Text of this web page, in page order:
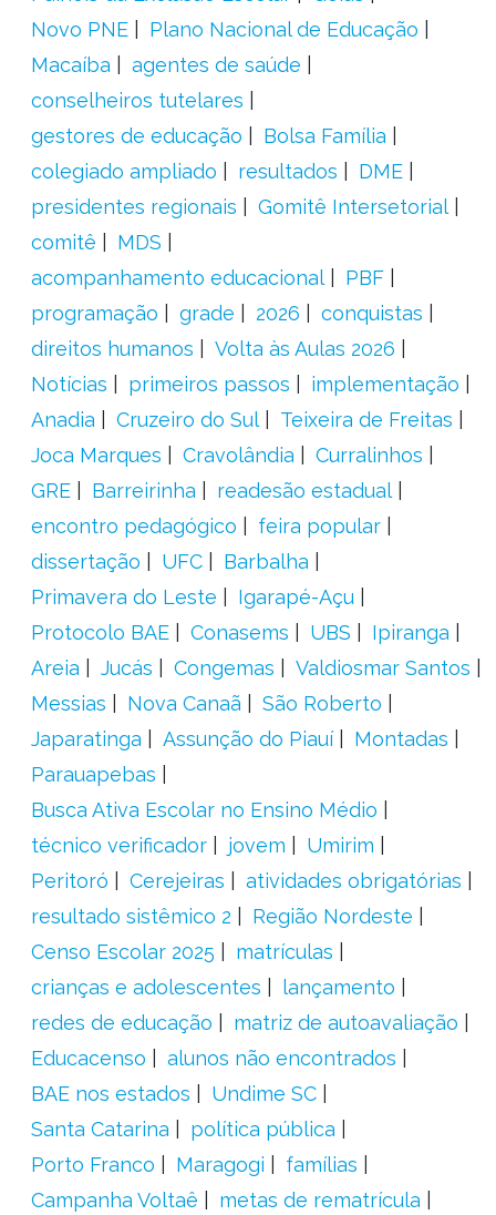
Novo PNE
Plano Nacional de Educação
Macaíba
agentes de saúde
conselheiros tutelares
gestores de educação
Bolsa Família
colegiado ampliado
resultados
DME
presidentes regionais
Gomitê Intersetorial
comitê
MDS
acompanhamento educacional
PBF
programação
grade 2026
conquistas
direitos humanos
Volta às Aulas 2026
Notícias
primeiros passos
implementação
Anadia
Cruzeiro do Sul
Teixeira de Freitas
Joca Marques
Cravolândia
Curralinhos
GRE
Barreirinha
readesão estadual
encontro pedagógico
feira popular
dissertação
UFC
Barbalha
Primavera do Leste
Igarapé-Açu
Protocolo BAE
Conasems UBS
Ipiranga
Areia
Jucás Congemas
Valdiosmar Santos
Messias
Nova Canaã
São Roberto
Japaratinga
Assunção do Piauí
Montadas
Parauapebas
Busca Ativa Escolar no Ensino Médio
técnico verificador
jovem
Umirim
Peritoró
Cerejeiras
atividades obrigatórias
resultado sistêmico 2
Região Nordeste
Censo Escolar 2025
matrículas
crianças e adolescentes
lançamento
redes de educação
matriz de autoavaliação
Educacenso
alunos não encontrados
BAE nos estados
Undime SC
Santa Catarina
política pública
Porto Franco
Maragogi
famílias
Campanha Voltaê
metas de rematrícula